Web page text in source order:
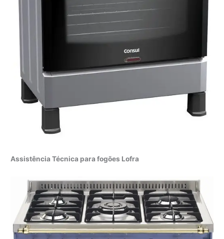
Assistência Técnica para fogões Lofra